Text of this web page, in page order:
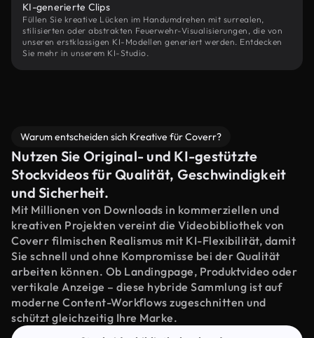
KI-generierte Clips
Füllen Sie kreative Lücken im Handumdrehen mit surrealen,
stilisierten oder abstrakten Feuerwehr-Visualisierungen, die von
unseren erstklassigen KI-Modellen generiert werden. Entdecken
Sie mehr in unserem KI-Studio.
Warum entscheiden sich Kreative für Coverr?
Nutzen Sie Original- und KI-gestützte
Stockvideos für Qualität, Geschwindigkeit
und Sicherheit.
Mit Millionen von Downloads in kommerziellen und
kreativen Projekten vereint die Videobibliothek von
Coverr filmischen Realismus mit KI-Flexibilität, damit
Sie schnell und ohne Kompromisse bei der Qualität
arbeiten können. Ob Landingpage, Produktvideo oder
vertikale Anzeige – diese hybride Sammlung ist auf
moderne Content-Workflows zugeschnitten und
schützt gleichzeitig Ihre Marke.